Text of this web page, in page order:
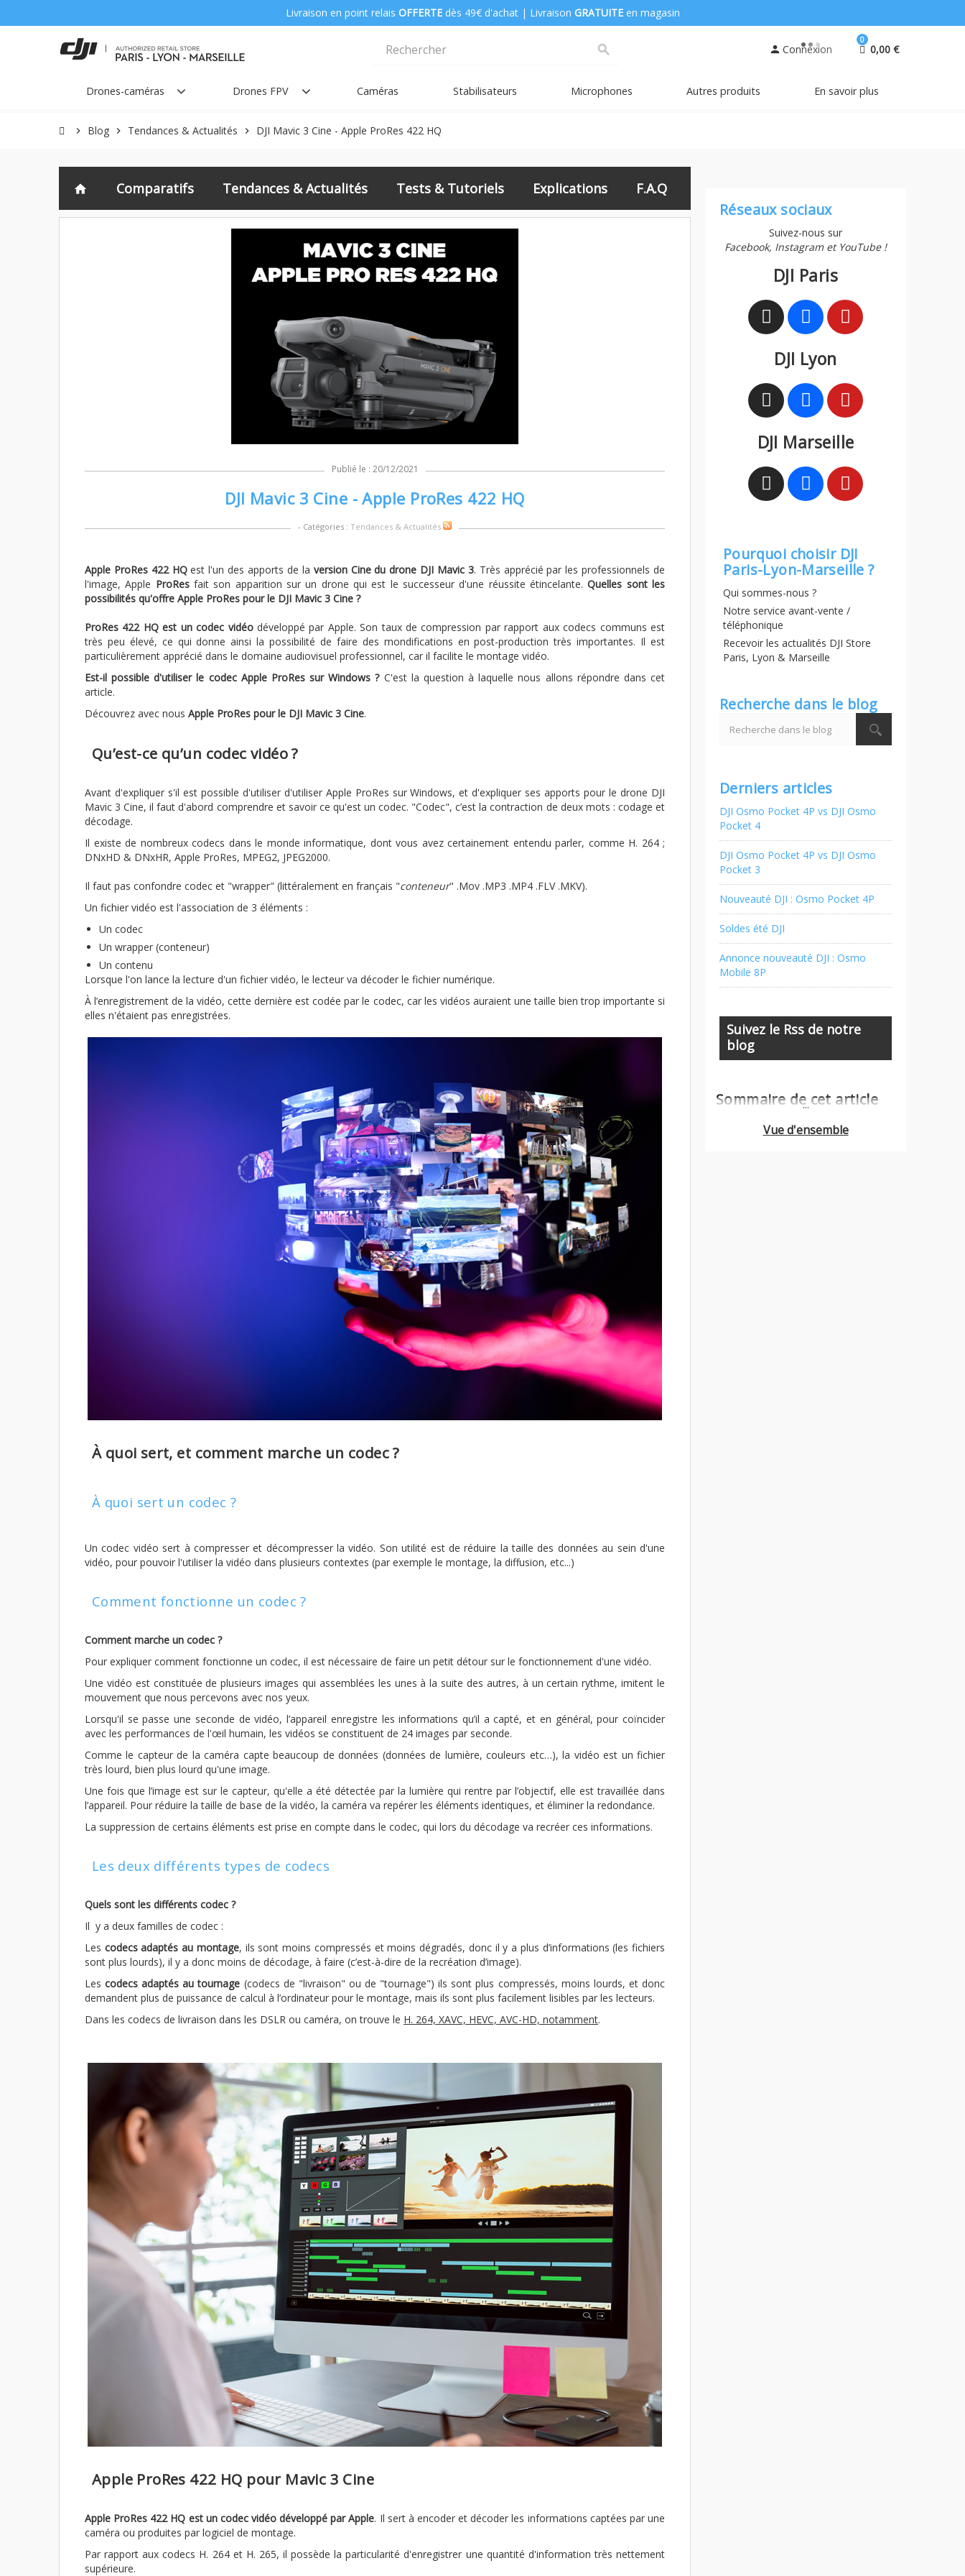
Livraison en point relais OFFERTEdès 49€ d'achat | Livraison GRATUITEen magasin
search person Connexion
0
0,00 €
Drones-caméras Drones FPV Caméras Stabilisateurs Microphones Autres produits En savoir plus
chevron_right Blog chevron_right Tendances & Actualités chevron_right DJI Mavic 3 Cine - Apple ProRes 422 HQ
home Comparatifs Tendances & Actualités Tests & Tutoriels Explications F.A.Q
Publié le : 20/12/2021
DJI Mavic 3 Cine - Apple ProRes 422 HQ
- Catégories : Tendances & Actualités
Apple ProRes 422 HQest l'un des apports de la version Cine du drone DJI Mavic 3. Très apprécié par les professionnels de
l'image, Apple ProResfait son apparition sur un drone qui est le successeur d'une réussite étincelante.Quelles sont les
possibilités qu'offre Apple ProRes pour le DJI Mavic 3 Cine ?
ProRes 422 HQ est un codec vidéodéveloppé par Apple. Son taux de compression par rapport aux codecs communs est
très peu élevé, ce qui donne ainsi la possibilité de faire des mondifications en post-production très importantes. Il est
particulièrement apprécié dans le domaine audiovisuel professionnel, car il facilite le montage vidéo.
Est-il possible d'utiliser le codec Apple ProRes sur Windows ?C'est la question à laquelle nous allons répondre dans cet
article.
Découvrez avec nous Apple ProRes pour le DJI Mavic 3 Cine.
Qu’est-ce qu’un codec vidéo ?
Avant d'expliquer s'il est possible d'utiliser d'utiliser Apple ProRes sur Windows, et d'expliquer ses apports pour le drone DJI
Mavic 3 Cine, il faut d'abord comprendre et savoir ce qu'est un codec. "Codec", c’est la contraction de deux mots : codage et
décodage.
Il existe de nombreux codecs dans le monde informatique, dont vous avez certainement entendu parler, comme H. 264 ;
DNxHD & DNxHR, Apple ProRes, MPEG2, JPEG2000.
Il faut pas confondre codec et "wrapper" (littéralement en français "conteneur" .Mov .MP3 .MP4 .FLV .MKV).
Un fichier vidéo est l'association de 3 éléments :
Un codec
Un wrapper (conteneur)
Un contenu
Lorsque l'on lance la lecture d'un fichier vidéo, le lecteur va décoder le fichier numérique.
À l’enregistrement de la vidéo, cette dernière est codée par le codec, car les vidéos auraient une taille bien trop importante si
elles n'étaient pas enregistrées.
À quoi sert, et comment marche un codec ?
À quoi sert un codec ?
Un codec vidéo sert à compresser et décompresser la vidéo. Son utilité est de réduire la taille des données au sein d'une
vidéo, pour pouvoir l'utiliser la vidéo dans plusieurs contextes (par exemple le montage, la diffusion, etc...)
Comment fonctionne un codec ?
Comment marche un codec ?
Pour expliquer comment fonctionne un codec, il est nécessaire de faire un petit détour sur le fonctionnement d'une vidéo.
Une vidéo est constituée de plusieurs images qui assemblées les unes à la suite des autres, à un certain rythme, imitent le
mouvement que nous percevons avec nos yeux.
Lorsqu'il se passe une seconde de vidéo, l’appareil enregistre les informations qu’il a capté, et en général, pour coïncider
avec les performances de l'œil humain, les vidéos se constituent de 24 images par seconde.
Comme le capteur de la caméra capte beaucoup de données (données de lumière, couleurs etc…), la vidéo est un fichier
très lourd, bien plus lourd qu'une image.
Une fois que l’image est sur le capteur, qu'elle a été détectée par la lumière qui rentre par l’objectif, elle est travaillée dans
l’appareil. Pour réduire la taille de base de la vidéo, la caméra va repérer les éléments identiques, et éliminer la redondance.
La suppression de certains éléments est prise en compte dans le codec, qui lors du décodage va recréer ces informations.
Les deux différents types de codecs
Quels sont les différents codec ?
Il y a deux familles de codec :
Les codecs adaptés au montage, ils sont moins compressés et moins dégradés, donc il y a plus d’informations (les fichiers
sont plus lourds), il y a donc moins de décodage, à faire (c’est-à-dire de la recréation d’image).
Lescodecs adaptés au tournage (codecs de "livraison" ou de "tournage") ils sont plus compressés, moins lourds, et donc
demandent plus de puissance de calcul à l’ordinateur pour le montage, mais ils sont plus facilement lisibles par les lecteurs.
Dans les codecs de livraison dans les DSLR ou caméra, on trouve le H. 264, XAVC, HEVC, AVC-HD, notamment.
Apple ProRes 422 HQ pour Mavic 3 Cine
Apple ProRes 422 HQ est un codec vidéo développé par Apple. Il sert à encoder et décoder les informations captées par une
caméra ou produites par logiciel de montage.
Par rapport aux codecs H. 264 et H. 265, il possède la particularité d'enregistrer une quantité d'information très nettement
supérieure.
Réseaux sociaux
Suivez-nous sur
Facebook, Instagram et YouTube !
DJI Paris
DJI Lyon
DJI Marseille
Pourquoi choisir DJI
Paris-Lyon-Marseille ?
Qui sommes-nous ?
Notre service avant-vente /
téléphonique
Recevoir les actualités DJI Store
Paris, Lyon & Marseille
Recherche dans le blog
Derniers articles
DJI Osmo Pocket 4P vs DJI Osmo
Pocket 4
DJI Osmo Pocket 4P vs DJI Osmo
Pocket 3
Nouveauté DJI : Osmo Pocket 4P
Soldes été DJI
Annonce nouveauté DJI : Osmo
Mobile 8P
Suivez le Rss de notre
blog
Sommaire de cet article
...
Vue d'ensemble